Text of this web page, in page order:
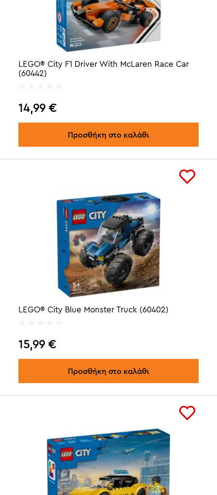
LEGO® City F1 Driver With McLaren Race Car
(60442)
14,99 €
Προσθήκη στο καλάθι
LEGO® City Blue Monster Truck (60402)
15,99 €
Προσθήκη στο καλάθι